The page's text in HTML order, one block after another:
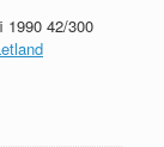
1990 42/300